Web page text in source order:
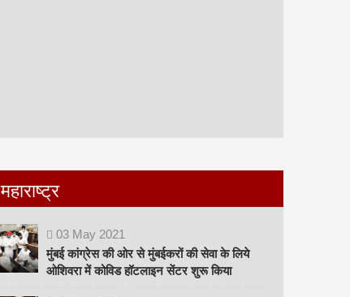
महाराष्ट्र
03 May 2021
मुंबई कांग्रेस की ओर से मुंबईकरों की सेवा के लिये
ओशिवरा में कोविड हॉटलाइन सेंटर शुरू किया